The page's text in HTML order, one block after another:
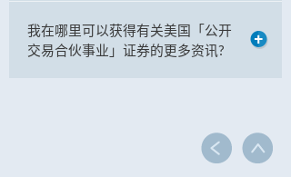
我在哪里可以获得有关美国「公开
交易合伙事业」证券的更多资讯?